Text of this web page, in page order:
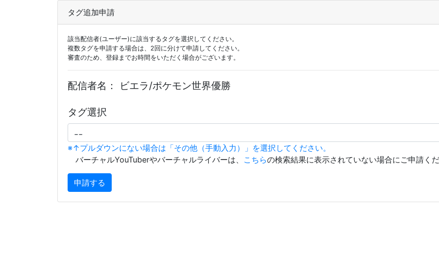
タグ追加申請
該当配信者(ユーザー)に該当するタグを選択してください。
複数タグを申請する場合は、2回に分けて申請してください。
審査のため、登録までお時間をいただく場合がございます。
配信者名： ビエラ/ポケモン世界優勝
タグ選択
※↑プルダウンにない場合は「その他（手動入力）」を選択してください。
バーチャルYouTuberやバーチャルライバーは、 こちらの検索結果に表示されていない場合にご申請く
申請する